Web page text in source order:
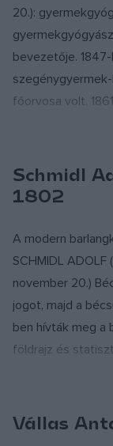
20.):
bevezetője.
főorvosa volt.
tól az Országos
nyelvre is
vonatkozó
központi
Magyar
MTESZ; Magyar
Schmidl
1802
A modern
SCHMIDL ADOLF
november 20.)
jogot, majd a
ben hívták meg a
földrajz és
Humán
Vállas